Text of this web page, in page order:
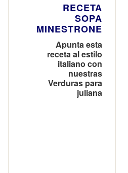
RECETA
SOPA
MINESTRONE
Apunta esta
receta al estilo
italiano con
nuestras
Verduras para
juliana